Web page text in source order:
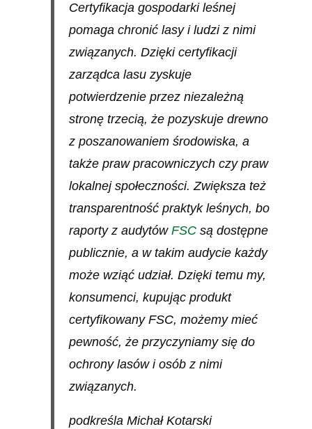
Certyfikacja gospodarki leśnej
pomaga chronić lasy i ludzi z nimi
związanych. Dzięki certyfikacji
zarządca lasu zyskuje
potwierdzenie przez niezależną
stronę trzecią, że pozyskuje drewno
z poszanowaniem środowiska, a
także praw pracowniczych czy praw
lokalnej społeczności. Zwiększa też
transparentność praktyk leśnych, bo
raporty z audytów FSC są dostępne
publicznie, a w takim audycie każdy
może wziąć udział. Dzięki temu my,
konsumenci, kupując produkt
certyfikowany FSC, możemy mieć
pewność, że przyczyniamy się do
ochrony lasów i osób z nimi
związanych.
podkreśla Michał Kotarski